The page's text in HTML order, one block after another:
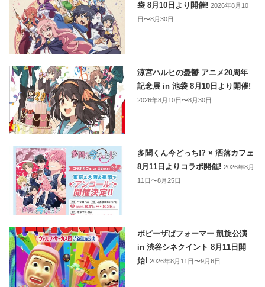
袋 8月10日より開催!2026年8月10
日〜8月30日
涼宮ハルヒの憂鬱 アニメ20周年
記念展 in 池袋 8月10日より開催!
2026年8月10日〜8月30日
多聞くん今どっち!? × 洒落カフェ
8月11日よりコラボ開催!2026年8月
11日〜8月25日
ポピーザぱフォーマー 凱旋公演
in 渋谷シネクイント 8月11日開
始!2026年8月11日〜9月6日